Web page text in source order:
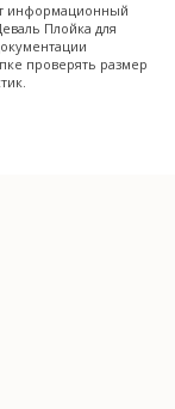
информационный
Плойка для
проверять размер